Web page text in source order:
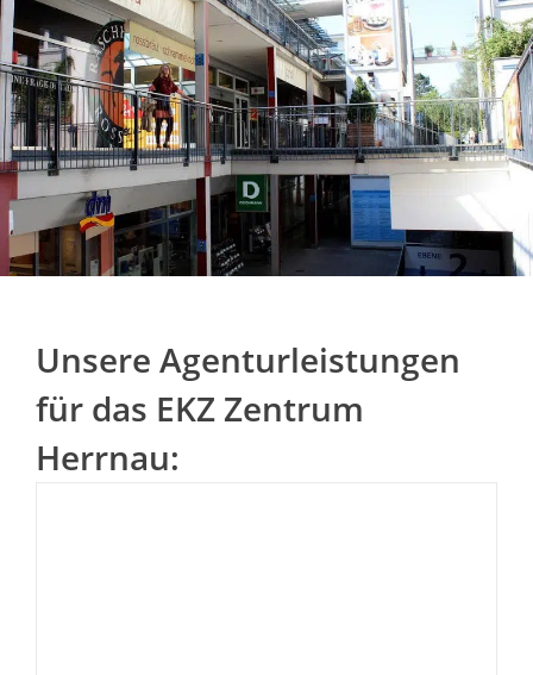
Unsere Agenturleistungen
für das EKZ Zentrum
Herrnau: